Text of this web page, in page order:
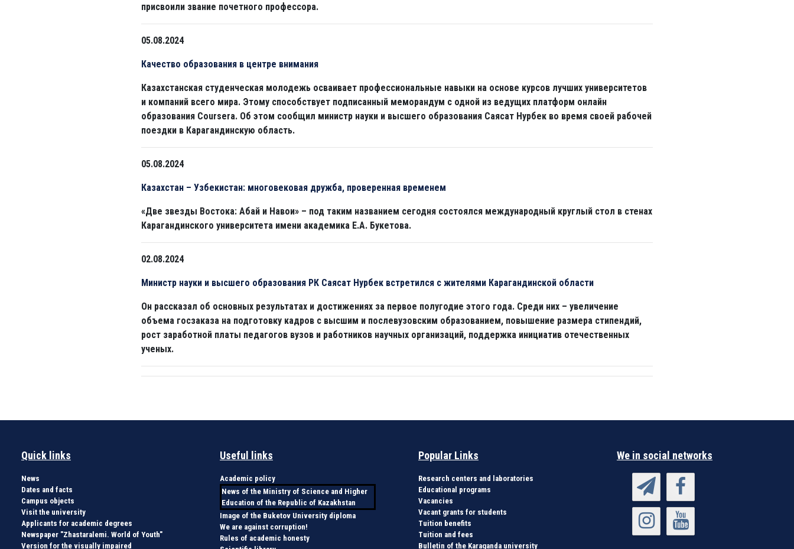
присвоили звание почетного профессора.
05.08.2024
Качество образования в центре внимания
Казахстанская студенческая молодежь осваивает профессиональные навыки на основе курсов лучших университетов
и компаний всего мира. Этому способствует подписанный меморандум с одной из ведущих платформ онлайн
образования Coursera. Об этом сообщил министр науки и высшего образования Саясат Нурбек во время своей рабочей
поездки в Карагандинскую область.
05.08.2024
Казахстан – Узбекистан: многовековая дружба, проверенная временем
«Две звезды Востока: Абай и Навои» – под таким названием сегодня состоялся международный круглый стол в стенах
Карагандинского университета имени академика Е.А. Букетова.
02.08.2024
Министр науки и высшего образования РК Саясат Нурбек встретился с жителями Карагандинской области
Он рассказал об основных результатах и достижениях за первое полугодие этого года. Среди них – увеличение
объема госзаказа на подготовку кадров с высшим и послевузовским образованием, повышение размера стипендий,
рост заработной платы педагогов вузов и работников научных организаций, поддержка инициатив отечественных
ученых.
Quick links
News
Dates and facts
Campus objects
Visit the university
Applicants for academic degrees
Newspaper "Zhastaralemi. World of Youth"
Version for the visually impaired
Useful links
Academic policy
News of the Ministry of Science and Higher
Education of the Republic of Kazakhstan
Image of the Buketov University diploma
We are against corruption!
Rules of academic honesty
Popular Links
Research centers and laboratories
Educational programs
Vacancies
Vacant grants for students
Tuition benefits
Tuition and fees
Bulletin of the Karaganda university
We in social networks